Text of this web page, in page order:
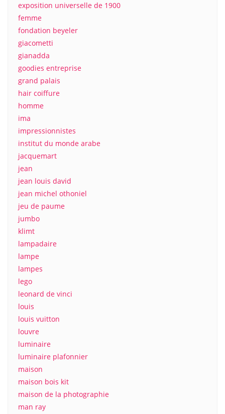
exposition universelle de 1900
femme
fondation beyeler
giacometti
gianadda
goodies entreprise
grand palais
hair coiffure
homme
ima
impressionnistes
institut du monde arabe
jacquemart
jean
jean louis david
jean michel othoniel
jeu de paume
jumbo
klimt
lampadaire
lampe
lampes
lego
leonard de vinci
louis
louis vuitton
louvre
luminaire
luminaire plafonnier
maison
maison bois kit
maison de la photographie
man ray